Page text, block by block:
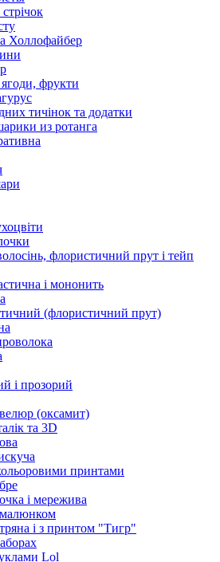
Холлофайбер
фрукти
тичінок та додатки
из ротанга
флористичний прут і тейп
і мононить
(флористичний прут)
і прозорий
(оксамит)
та 3D
принтами
і мережива
малюнком
і з принтом "Тигр"
Lol